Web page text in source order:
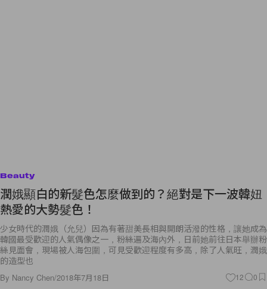
Beauty
潤娥顯白的新髮色怎麼做到的？絕對是下一波韓妞
熱愛的大勢髮色！
少女時代的潤娥（允兒）因為有著甜美長相與開朗活潑的性格，讓她成為
韓國最受歡迎的人氣偶像之一，粉絲遍及海內外，日前她前往日本舉辦粉
絲見面會，現場被人海包圍，可見受歡迎程度有多高，除了人氣旺，潤娥
的造型也
By Nancy Chen/2018年7月18日 12 0